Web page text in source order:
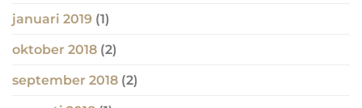
januari 2019 (1)
oktober 2018 (2)
september 2018 (2)